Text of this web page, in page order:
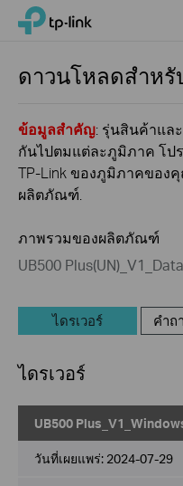
Click
navigation
TP-Link, Reliably Smart
ดาวนโหลดสำหรั
ข้อมูลสำคัญ: รุ่นสินค้าแล
กันไปตมแต่ละภูมิภาค โป
TP-Link ของภูมิภาคของ
ผลิตภัณฑ์.
ภาพรวมของผลิตภัณฑ์
UB500
ไดรเวอร์ คำถ
ไดรเวอร์
UB500
วันที่เผยแพร่: 2024-07-29